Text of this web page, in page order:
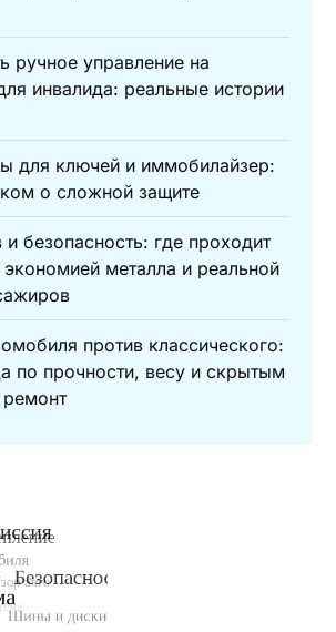
ручное управление на
инвалида: реальные истории
для ключей и иммобилайзер:
о сложной защите
и безопасность: где проходит
металла и реальной
против классического:
по прочности, весу и скрытым